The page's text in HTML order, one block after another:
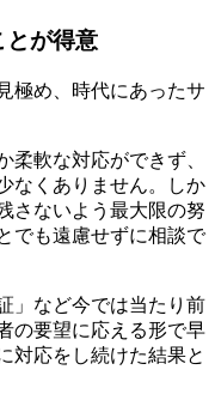
とが得意
極め、時代にあったサ
柔軟な対応ができず、
なくありません。しか
さないよう最大限の努
でも遠慮せずに相談で
」など今では当たり前
の要望に応える形で早
対応をし続けた結果と